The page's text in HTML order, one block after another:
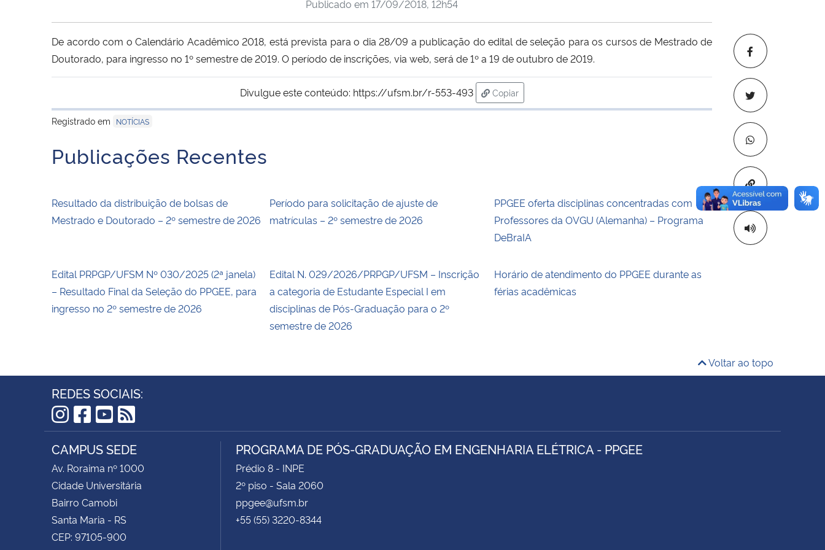
Copiar para
Publicado em 17/09/2018, 12h54
De acordo com o Calendário Acadêmico 2018, está prevista para o dia 28/09 a publicação do edital de seleção para os cursos de Mestrado de
Doutorado, para ingresso no 1º semestre de 2019. O período de inscrições, via web, será de 1º a 19 de outubro de 2019.
Divulgue este conteúdo: https://ufsm.br/r-553-493
Copiar
para área de transferência
Registrado em
NOTÍCIAS
Publicações Recentes
Resultado da distribuição de bolsas de
Mestrado e Doutorado – 2º semestre de 2026
Período para solicitação de ajuste de
matrículas – 2º semestre de 2026
PPGEE oferta disciplinas concentradas com
Professores da OVGU (Alemanha) – Programa
DeBraIA
Edital PRPGP/UFSM Nº 030/2025 (2ª janela)
– Resultado Final da Seleção do PPGEE, para
ingresso no 2º semestre de 2026
Edital N. 029/2026/PRPGP/UFSM – Inscrição
a categoria de Estudante Especial I em
disciplinas de Pós-Graduação para o 2º
semestre de 2026
Horário de atendimento do PPGEE durante as
férias acadêmicas
Voltar ao topo
REDES SOCIAIS:
Instagram
Facebook
YouTube
RSS
CAMPUS SEDE
Av. Roraima nº 1000
Cidade Universitária
Bairro Camobi
Santa Maria - RS
CEP: 97105-900
PROGRAMA DE PÓS-GRADUAÇÃO EM ENGENHARIA ELÉTRICA - PPGEE
Prédio 8 - INPE
2º piso - Sala 2060
ppgee@ufsm.br
+55 (55) 3220-8344